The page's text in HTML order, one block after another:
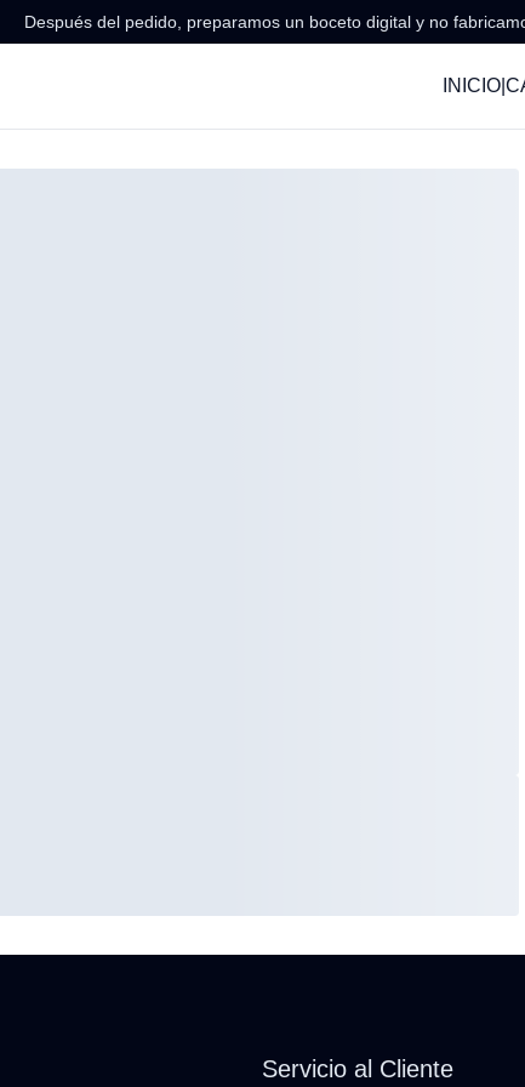
Después del pedido, preparamos un boceto digital y no
INICIO|
Servicio al Cliente